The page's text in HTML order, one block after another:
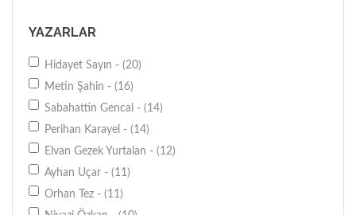
Dil Eğitimi - (25)
Sağlıklı Yaşam - (25)
Gezi Kitaplar - (23)
İnceleme - (21)
Araştırma-İnceleme - (20)
Eğitime Yardımcı - (20)
Diğer - (19)
YAZARLAR
Hidayet Sayın - (20)
Metin Şahin - (16)
Sabahattin Gencal - (14)
Perihan Karayel - (14)
Elvan Gezek Yurtalan - (12)
Ayhan Uçar - (11)
Orhan Tez - (11)